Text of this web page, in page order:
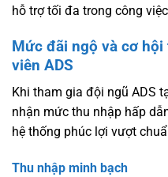
hỗ trợ tối đa trong công
Mức đãi ngộ và cơ
viên ADS
Khi tham gia đội ngũ ADS
nhận mức thu nhập hấp
hệ thống phúc lợi vượt
Thu nhập minh bạch